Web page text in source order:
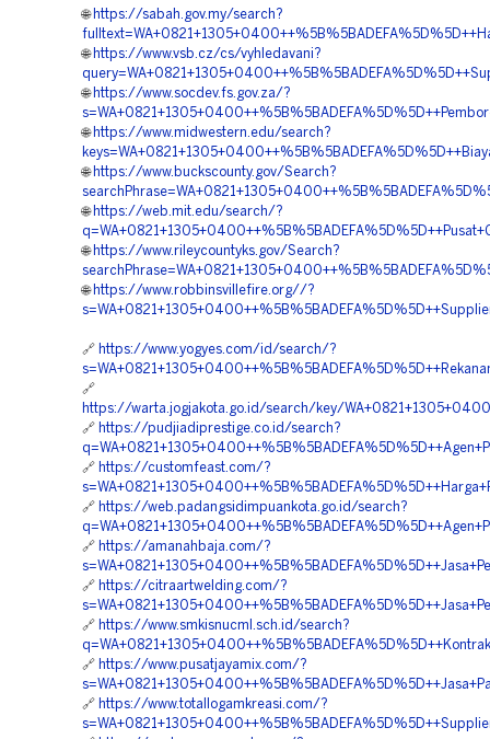
🌐 https://sabah.gov.my/search?
🌐 https://www.vsb.cz/cs/vyhledavani?
🌐 https://www.socdev.fs.gov.za/?
🌐 https://www.midwestern.edu/search?
🌐 https://www.buckscounty.gov/Search?
🌐 https://web.mit.edu/search/?
🌐 https://www.rileycountyks.gov/Search?
🌐 https://www.robbinsvillefire.org//?
🔗 https://www.yogyes.com/id/search/?
🔗
https://warta.jogjakota.go.id/search/key/
🔗 https://pudjiadiprestige.co.id/search?
🔗 https://customfeast.com/?
🔗 https://web.padangsidimpuankota.go.id/search?
🔗 https://amanahbaja.com/?
🔗 https://citraartwelding.com/?
🔗 https://www.smkisnucml.sch.id/search?
🔗 https://www.pusatjayamix.com/?
🔗 https://www.totallogamkreasi.com/?